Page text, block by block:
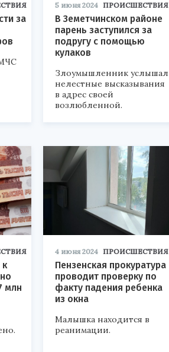
за
5 июня 2024 ПРОИСШЕСТВИЯ
В Земетчинском районе
парень заступился за
подругу с помощью
кулаков
Злоумышленник услышал
нелестные высказывания
в адрес своей
возлюбленной.
млн
4 июня 2024 ПРОИСШЕСТВИЯ
Пензенская прокуратура
проводит проверку по
факту падения ребенка
из окна
Малышка находится в
реанимации.